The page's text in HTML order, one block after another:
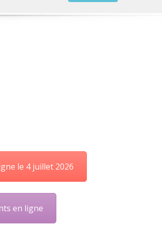
le 4 juillet 2026
en ligne